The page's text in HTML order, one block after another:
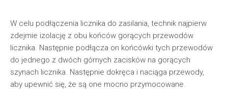
W celu podłączenia licznika do zasilania, technik najpierw
zdejmie izolację z obu końców gorących przewodów
licznika. Następnie podłącza on końcówki tych przewodów
do jednego z dwóch górnych zacisków na gorących
szynach licznika. Następnie dokręca i naciąga przewody,
aby upewnić się, że są one mocno przymocowane.